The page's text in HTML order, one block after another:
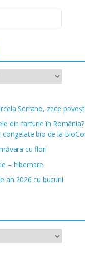
Serrano, zece povești
din farfurie în
congelate bio de la
cu flori
– hibernare
an 2026 cu bucurii